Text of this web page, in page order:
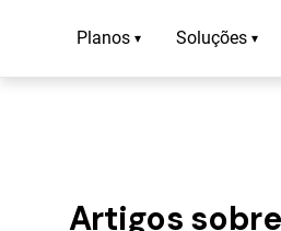
Planos ▾ Soluções ▾
Artigos